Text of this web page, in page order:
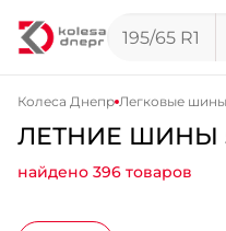
Колеса Днепр Легковые шины
ЛЕТНИЕ ШИНЫ
найдено 396 товаров